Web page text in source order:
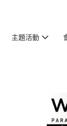
主題活動